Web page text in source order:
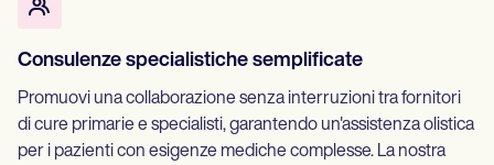
Consulenze specialistiche semplificate
Promuovi una collaborazione senza interruzioni tra fornitori
di cure primarie e specialisti, garantendo un'assistenza olistica
per i pazienti con esigenze mediche complesse. La nostra